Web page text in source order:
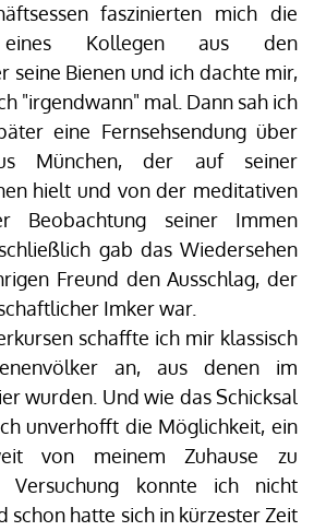
faszinierten mich die
eines Kollegen aus den
seine Bienen und ich dachte mir,
"irgendwann" mal. Dann sah ich
eine Fernsehsendung über
München, der auf seiner
hielt und von der meditativen
Beobachtung seiner Immen
gab das Wiedersehen
Freund den Ausschlag, der
Imker war.
schaffte ich mir klassisch
an, aus denen im
wurden. Und wie das Schicksal
unverhofft die Möglichkeit, ein
von meinem Zuhause zu
Versuchung konnte ich nicht
schon hatte sich in kürzester Zeit